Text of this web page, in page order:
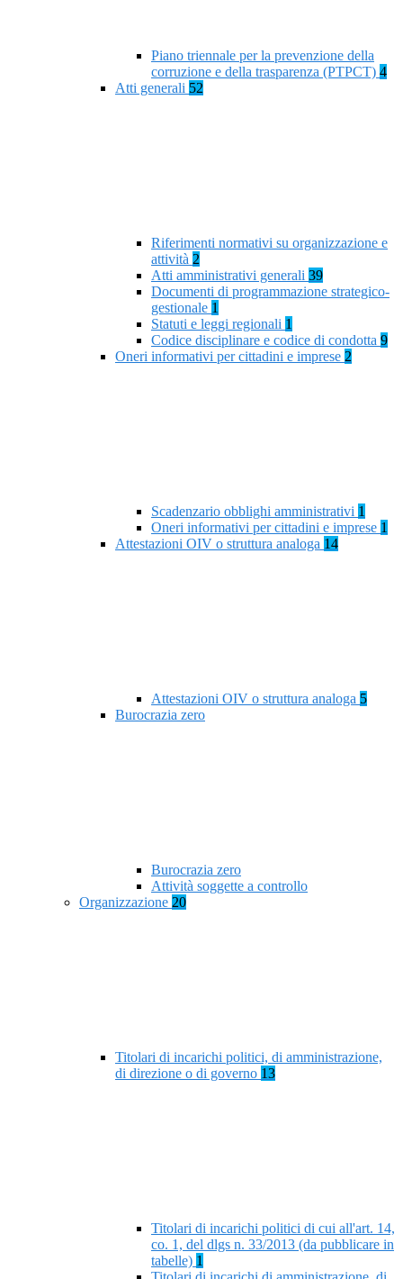
Piano triennale per la prevenzione della
corruzione e della trasparenza (PTPCT) 4
Atti generali 52
Riferimenti normativi su organizzazione e
attività 2
Atti amministrativi generali 39
Documenti di programmazione strategico-
gestionale 1
Statuti e leggi regionali 1
Codice disciplinare e codice di condotta 9
Oneri informativi per cittadini e imprese 2
Scadenzario obblighi amministrativi 1
Oneri informativi per cittadini e imprese 1
Attestazioni OIV o struttura analoga 14
Attestazioni OIV o struttura analoga 5
Burocrazia zero
Burocrazia zero
Attività soggette a controllo
Organizzazione 20
Titolari di incarichi politici, di amministrazione,
di direzione o di governo 13
Titolari di incarichi politici di cui all'art. 14,
co. 1, del dlgs n. 33/2013 (da pubblicare in
tabelle) 1